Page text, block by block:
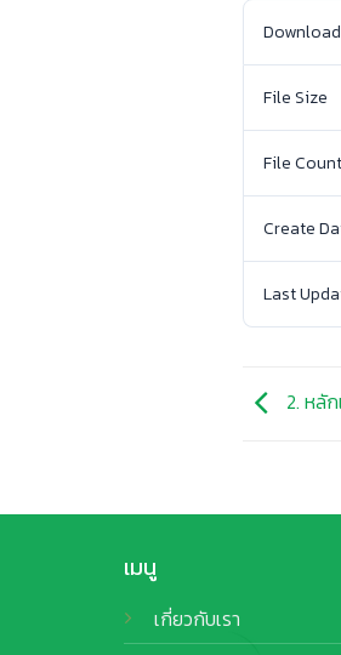
Download
File Size
File Count
Create
Last
2. หลั
เมนู
เกี่ยวกับเรา